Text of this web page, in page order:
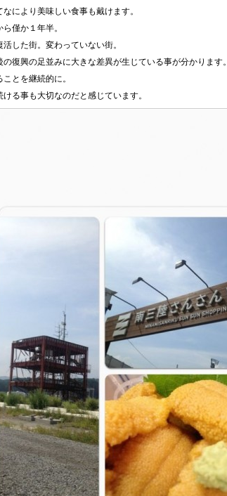
なにより美味しい食事も戴けます。
ら僅か１年半。
活した街。変わっていない街。
の復興の足並みに大きな差異が生じている事が分かります。
ことを継続的に。
ける事も大切なのだと感じています。